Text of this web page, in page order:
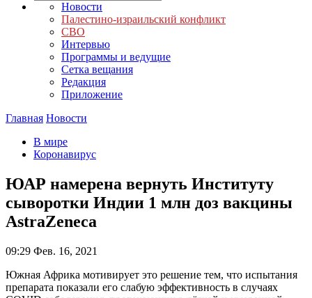
Новости
Палестино-израильский конфликт
СВО
Интервью
Программы и ведущие
Сетка вещания
Редакция
Приложение
Главная Новости
В мире
Коронавирус
ЮАР намерена вернуть Институту
сыворотки Индии 1 млн доз вакцины
AstraZeneca
09:29 Фев. 16, 2021
Южная Африка мотивирует это решение тем, что испытания
препарата показали его слабую эффективность в случаях